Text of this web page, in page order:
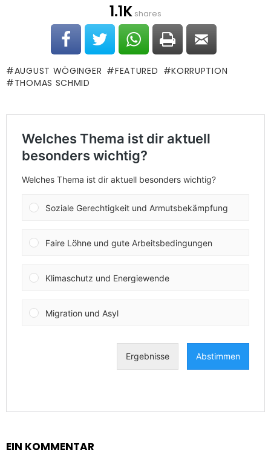
1.1K shares
AUGUST WÖGINGER FEATURED
KORRUPTION
THOMAS SCHMID
EIN KOMMENTAR